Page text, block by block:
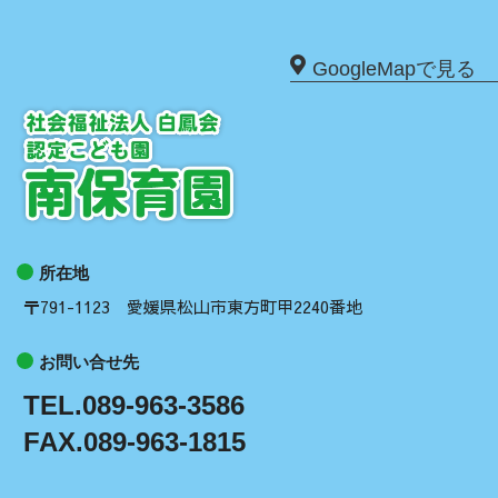
GoogleMapで見る
所在地
〒791-1123 愛媛県松山市東方町甲2240番地
お問い合せ先
TEL.089-963-3586
FAX.089-963-1815